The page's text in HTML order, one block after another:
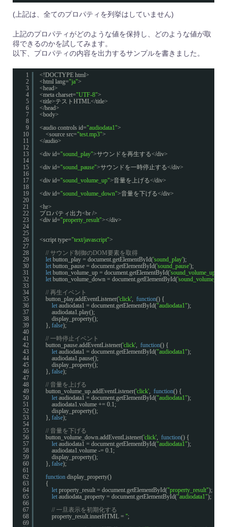
(上記は、全てのプロパティを列挙はしていません)
上記のプロパティがどのような値を保持し、どのような値が取
得できるのかを試してみます。
以下、プロパティの内容を出力するサンプルを書きました。
1
2
3
4
5
6
7
8
9
10
11
12
13
14
15
16
17
18
19
20
21
22
23
24
25
26
27
28
29
30
31
32
33
34
35
36
37
38
39
40
41
42
43
44
45
46
47
48
49
50
51
52
53
54
55
56
57
58
59
60
61
62
63
64
65
66
67
68
69
<!DOCTYPE html>
<html lang="ja">
<head>
<meta charset="UTF-8">
<title>テストHTML</title>
</head>
<body>
<audio controls id="audiodata1">
<source src="test.mp3">
</audio>
<div id="sound_play">サウンドを再生する</div>
<div id="sound_pause">サウンドを一時停止する</div>
<div id="sound_volume_up">音量を上げる</div>
<div id="sound_volume_down">音量を下げる</div>
<hr>
プロパティ出力<br />
<div id="property_result"></div>
<script type="text/javascript">
// サウンド制御のDOM要素を取得
let button_play = document.getElementById('sound_play');
let button_pause = document.getElementById('sound_pause');
let button_volume_up = document.getElementById('sound_volume_up'
let button_volume_down = document.getElementById(
// 再生イベント
button_play.addEventListener('click', function() {
let audiodata1 = document.getElementById("audiodata1");
audiodata1.play();
display_property();
}, false);
// 一時停止イベント
button_pause.addEventListener('click', function() {
let audiodata1 = document.getElementById("audiodata1");
audiodata1.pause();
display_property();
}, false);
// 音量を上げる
button_volume_up.addEventListener('click', function() {
let audiodata1 = document.getElementById("audiodata1");
audiodata1.volume += 0.1;
display_property();
}, false);
// 音量を下げる
button_volume_down.addEventListener('click', function() {
let audiodata1 = document.getElementById("audiodata1");
audiodata1.volume -= 0.1;
display_property();
}, false);
function display_property()
{
let property_result = document.getElementById("property_result");
let audiodata_property = document.getElementById("audiodata1");
// 一旦表示を初期化する
property_result.innerHTML = '';